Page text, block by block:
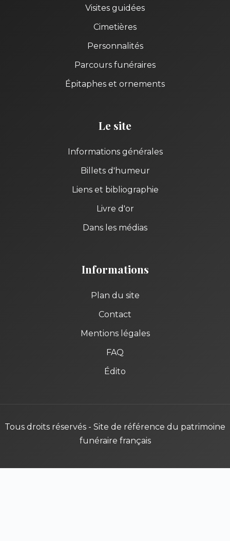
Visites guidées
Cimetières
Personnalités
Parcours funéraires
Épitaphes et ornements
Le site
Informations générales
Billets d'humeur
Liens et bibliographie
Livre d'or
Dans les médias
Informations
Plan du site
Contact
Mentions légales
FAQ
Édito
Tous droits réservés - Site de référence du patrimoine
funéraire français